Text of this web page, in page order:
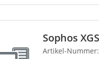
Sophos
Artikel-Nummer: